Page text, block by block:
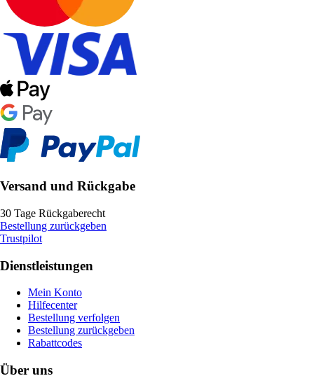
Versand und Rückgabe
30 Tage Rückgaberecht
Bestellung zurückgeben
Trustpilot
Dienstleistungen
Mein Konto
Hilfecenter
Bestellung verfolgen
Bestellung zurückgeben
Rabattcodes
Über uns